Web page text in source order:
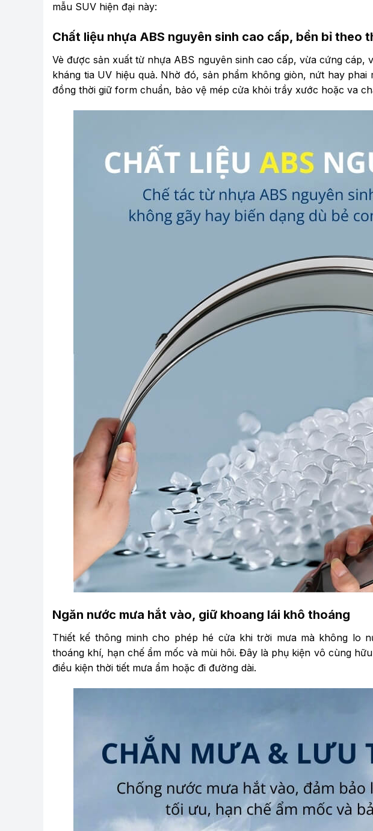
mẫu SUV hiện đại này:
Chất liệu nhựa ABS nguyên sinh cao cấp, bền bỉ theo
Vè được sản xuất từ nhựa ABS nguyên sinh cao cấp, vừa cứng cáp,
kháng tia UV hiệu quả. Nhờ đó, sản phẩm không giòn, nứt hay
đồng thời giữ form chuẩn, bảo vệ mép cửa khỏi trầy xước hoặc va
Ngăn nước mưa hắt vào, giữ khoang lái khô thoáng
Thiết kế thông minh cho phép hé cửa khi trời mưa mà không lo
thoáng khí, hạn chế ẩm mốc và mùi hôi. Đây là phụ kiện vô cùng
điều kiện thời tiết mưa ẩm hoặc đi đường dài.